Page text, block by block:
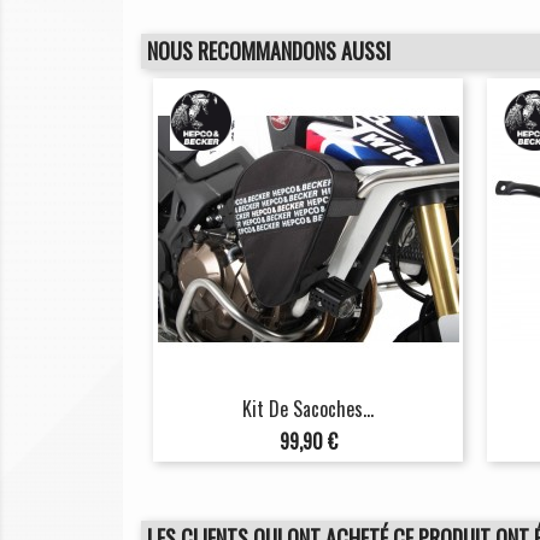
NOUS RECOMMANDONS AUSSI
Kit De Sacoches...
Prix
99,90 €